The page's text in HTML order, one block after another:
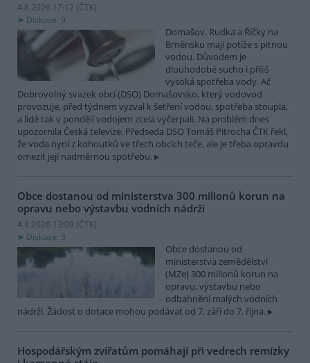
4.8.2026 17:12 (ČTK)
Diskuse: 9
Domašov, Rudka a Říčky na
Brněnsku mají potíže s pitnou
vodou. Důvodem je
dlouhodobé sucho i příliš
vysoká spotřeba vody. Ač
Dobrovolný svazek obcí (DSO) Domašovsko, který vodovod
provozuje, před týdnem vyzval k šetření vodou, spotřeba stoupla,
a lidé tak v pondělí vodojem zcela vyčerpali. Na problém dnes
upozornila Česká televize. Předseda DSO Tomáš Pitrocha ČTK řekl,
že voda nyní z kohoutků ve třech obcích teče, ale je třeba opravdu
omezit její nadměrnou spotřebu.
Obce dostanou od ministerstva 300 milionů korun na
opravu nebo výstavbu vodních nádrží
4.8.2026 13:09 (ČTK)
Diskuse: 3
Obce dostanou od
ministerstva zemědělství
(MZe) 300 milionů korun na
opravu, výstavbu nebo
odbahnění malých vodních
nádrží. Žádost o dotace mohou podávat od 7. září do 7. října.
Hospodářským zvířatům pomáhají při vedrech remízky